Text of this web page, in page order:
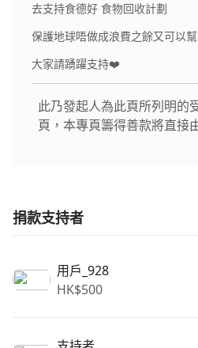
去支持食德好 食物回收計劃
保護地球唔做成浪費之餘又可以
大家請踴躍支持❤️
此乃發起人為此頁所列明的
頁，本專頁籌得善款將直接
捐款支持者
用戶_928
HK$500